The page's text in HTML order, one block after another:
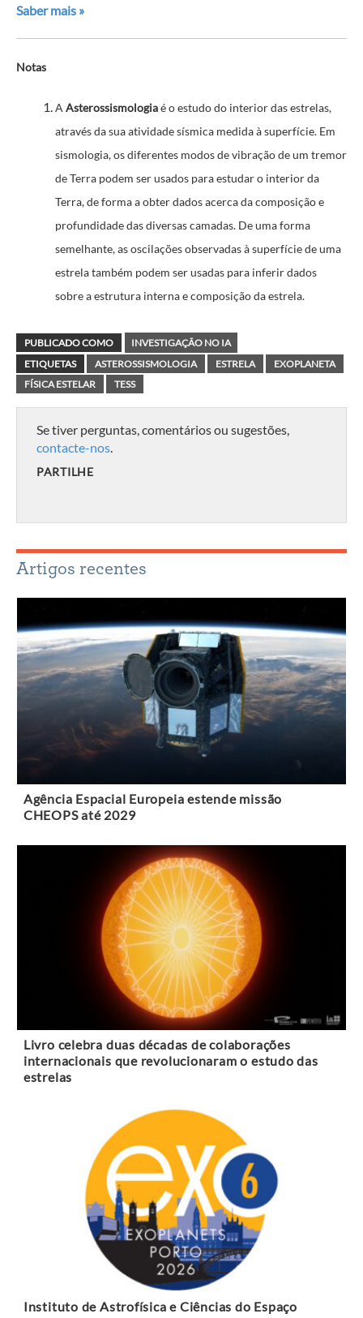
Saber mais »
Notas
A Asterossismologiaé o estudo do interior das estrelas,
através da sua atividade sísmica medida à superfície. Em
sismologia, os diferentes modos de vibração de um tremor
de Terra podem ser usados para estudar o interior da
Terra, de forma a obter dados acerca da composição e
profundidade das diversas camadas. De uma forma
semelhante, as oscilações observadas à superfície de uma
estrela também podem ser usadas para inferir dados
sobre a estrutura interna e composição da estrela.
PUBLICADO COMO
INVESTIGAÇÃO NO IA
ETIQUETAS
ASTEROSSISMOLOGIA ESTRELA
EXOPLANETA
FÍSICA ESTELAR
TESS
Se tiver perguntas, comentários ou sugestões,
contacte-nos.
PARTILHE
Artigos recentes
Agência Espacial Europeia estende missão
CHEOPS até 2029
Livro celebra duas décadas de colaborações
internacionais que revolucionaram o estudo das
estrelas
Instituto de Astrofísica e Ciências do Espaço